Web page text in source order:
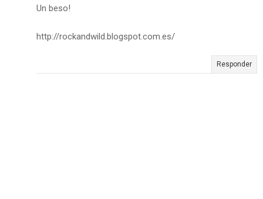
Un beso!
http://rockandwild.blogspot.com.es/
Responder